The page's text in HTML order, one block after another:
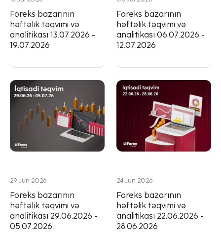
Foreks bazarının
həftəlik təqvimi və
analitikası 13.07.2026 -
19.07.2026
Foreks bazarının
həftəlik təqvimi və
analitikası 06.07.2026 -
12.07.2026
29 Jun 2026
Foreks bazarının
həftəlik təqvimi və
analitikası 29.06.2026 -
05.07.2026
24 Jun 2026
Foreks bazarının
həftəlik təqvimi və
analitikası 22.06.2026 -
28.06.2026